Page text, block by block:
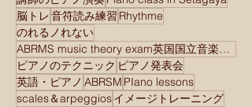
脳トレ音符読み練習 Rhythme
のれるノれない
ABRMS music theory exam英国国立音楽院検定試験
ピアノのテクニック ピアノ発表会
英語・ピアノ ABRSM PIano lessons
scales＆arpeggiosイメージトレーニング